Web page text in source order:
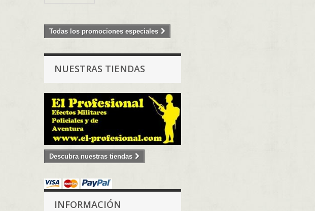
Todas los promociones especiales
NUESTRAS TIENDAS
Descubra nuestras tiendas
INFORMACIÓN